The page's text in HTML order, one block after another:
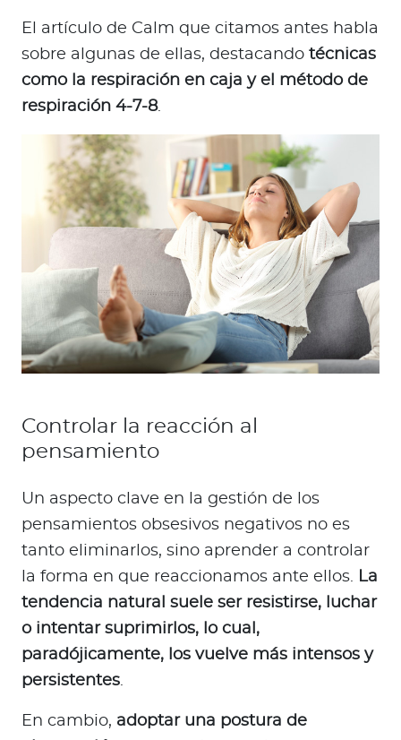
El artículo de Calm que citamos antes habla
sobre algunas de ellas, destacando técnicas
como la respiración en caja y el método de
respiración 4-7-8.
Controlar la reacción al
pensamiento
Un aspecto clave en la gestión de los
pensamientos obsesivos negativos no es
tanto eliminarlos, sino aprender a controlar
la forma en que reaccionamos ante ellos. La
tendencia natural suele ser resistirse, luchar
o intentar suprimirlos, lo cual,
paradójicamente, los vuelve más intensos y
persistentes.
En cambio, adoptar una postura de